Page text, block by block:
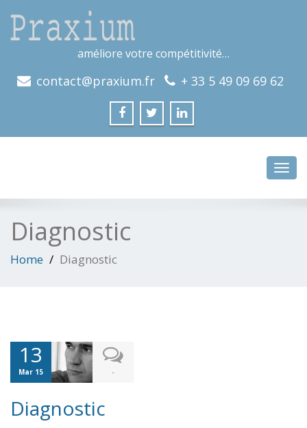
améliore votre compétitivité…
contact@praxium.fr + 33 5 49 09 69 62
Diagnostic
Home Diagnostic
13
Mar 15 -
Diagnostic